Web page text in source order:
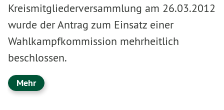
Kreismitgliederversammlung am 26.03.2012
wurde der Antrag zum Einsatz einer
Wahlkampfkommission mehrheitlich
beschlossen.
Mehr